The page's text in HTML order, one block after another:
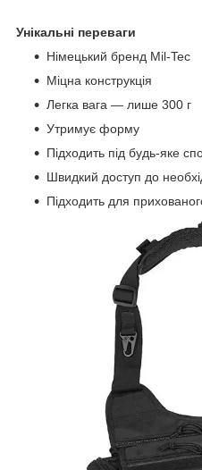
Унікальні переваги
Німецький бренд Mil-Tec
Міцна конструкція
Легка вага — лише 300 г
Утримує форму
Підходить під будь-яке
Швидкий доступ до
Підходить для